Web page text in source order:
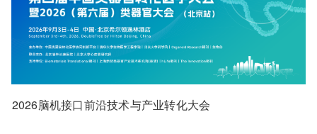
2026脑机接口前沿技术与产业转化大会